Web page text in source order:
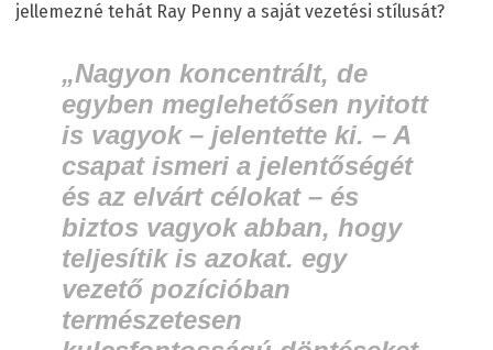
jellemezné tehát Ray Penny a saját vezetési stílusát?
„Nagyon koncentrált, de
egyben meglehetősen nyitott
is vagyok – jelentette ki. – A
csapat ismeri a jelentőségét
és az elvárt célokat – és
biztos vagyok abban, hogy
teljesítik is azokat. egy
vezető pozícióban
természetesen